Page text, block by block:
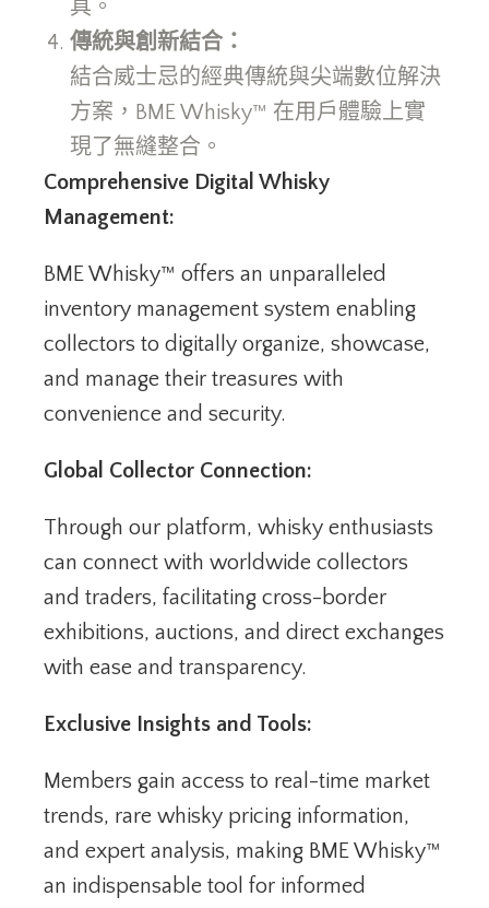
具。
傳統與創新結合：
結合威士忌的經典傳統與尖端數位解決
方案，BME Whisky™ 在用戶體驗上實
現了無縫整合。
Comprehensive Digital Whisky
Management:
BME Whisky™ offers an unparalleled
inventory management system enabling
collectors to digitally organize, showcase,
and manage their treasures with
convenience and security.
Global Collector Connection:
Through our platform, whisky enthusiasts
can connect with worldwide collectors
and traders, facilitating cross-border
exhibitions, auctions, and direct exchanges
with ease and transparency.
Exclusive Insights and Tools:
Members gain access to real-time market
trends, rare whisky pricing information,
and expert analysis, making BME Whisky™
an indispensable tool for informed